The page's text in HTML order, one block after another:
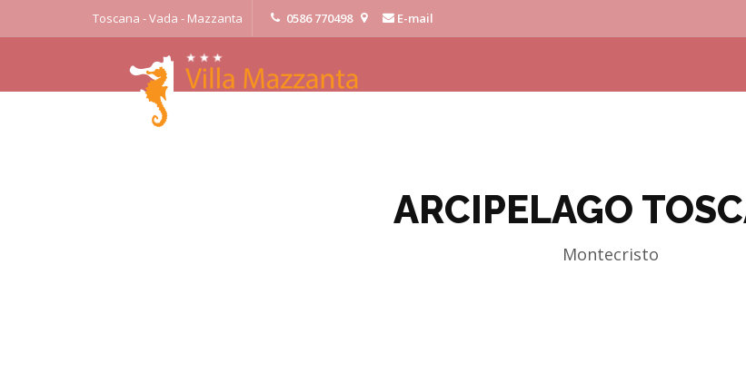
Toscana - Vada - Mazzanta 0586 770498 E-mail
ARCIPELAGO
Montecristo